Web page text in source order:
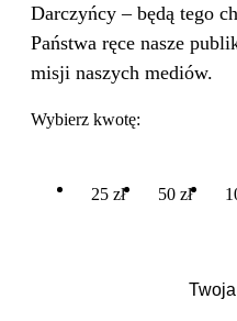
Darczyńcy – będą tego
Państwa ręce nasze
misji naszych mediów.
Wybierz kwotę:
25 zł 50 zł